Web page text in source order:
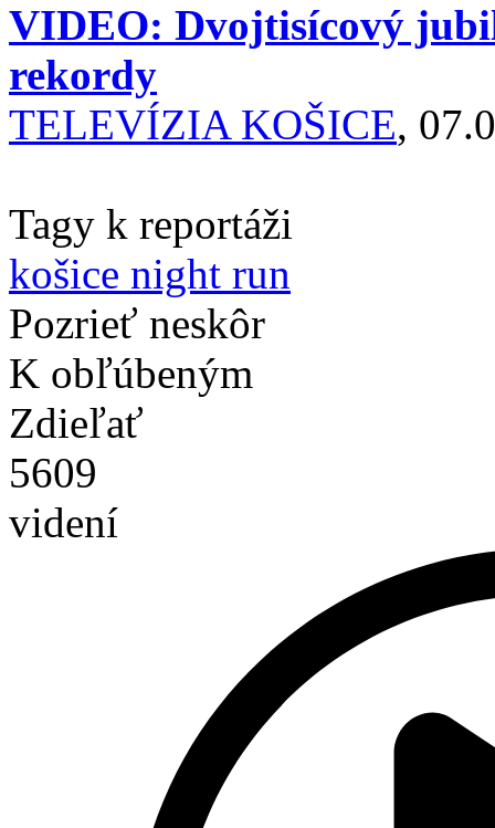
VIDEO: Dvojtisícový
rekordy
TELEVÍZIA KOŠICE,
Tagy k reportáži
košice night run
Pozrieť neskôr
K obľúbeným
Zdieľať
5609
videní